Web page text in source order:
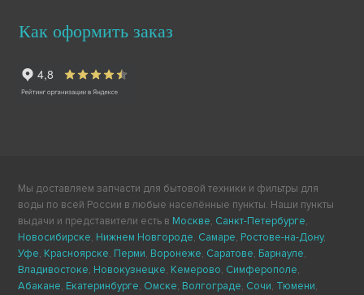
Как оформить заказ
Мы доставляем запчасти для бытовой техники и фильтры для
воды по всей России в любые населённые пункты. Наши пункты
выдачи и представители есть в Москве, Санкт-Петербурге,
Новосибирске, Нижнем Новгороде, Самаре, Ростове-на-Дону,
Уфе, Красноярске, Перми, Воронеже, Саратове, Барнауле,
Владивостоке, Новокузнецке, Кемерово, Симферополе,
Абакане, Екатеринбурге, Омске, Волгограде, Сочи, Тюмени,